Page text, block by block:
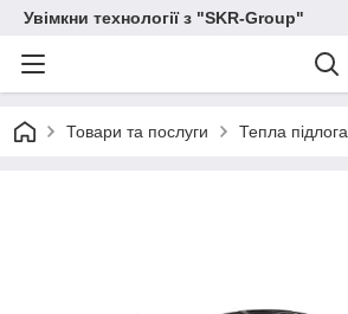
Увімкни технології з "SKR-Group"
Товари та послуги Тепла підлога